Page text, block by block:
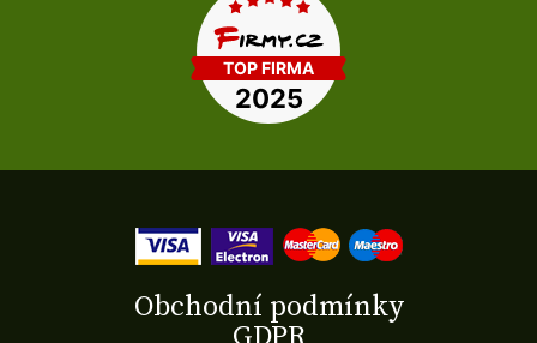
Obchodní podmínky